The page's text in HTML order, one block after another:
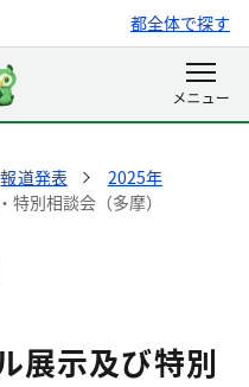
都全体で探す
報道発表
2025年
特別相談会（多摩）
展示及び特別